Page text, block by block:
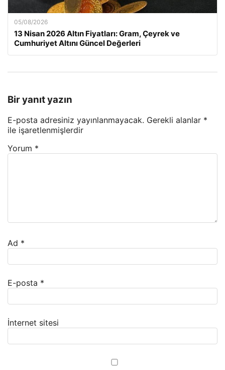
05/08/2026
13 Nisan 2026 Altın Fiyatları: Gram, Çeyrek ve
Cumhuriyet Altını Güncel Değerleri
Bir yanıt yazın
E-posta adresiniz yayınlanmayacak. Gerekli alanlar *
ile işaretlenmişlerdir
Yorum *
Ad *
E-posta *
İnternet sitesi